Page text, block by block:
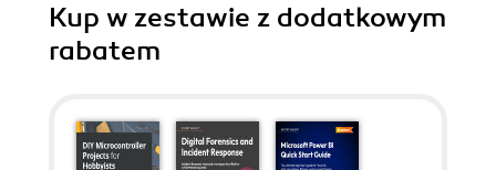
Kup w zestawie z dodatkowym
rabatem